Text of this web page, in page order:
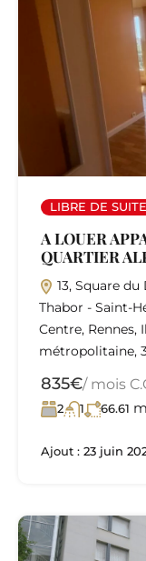
LIBRE DE SUITE
A LOUER
QUARTIER
13, Square
Thabor - Saint-
Centre, Rennes,
métropolitaine,
835€/ mois
2 1 66.61
Ajout : 23 juin